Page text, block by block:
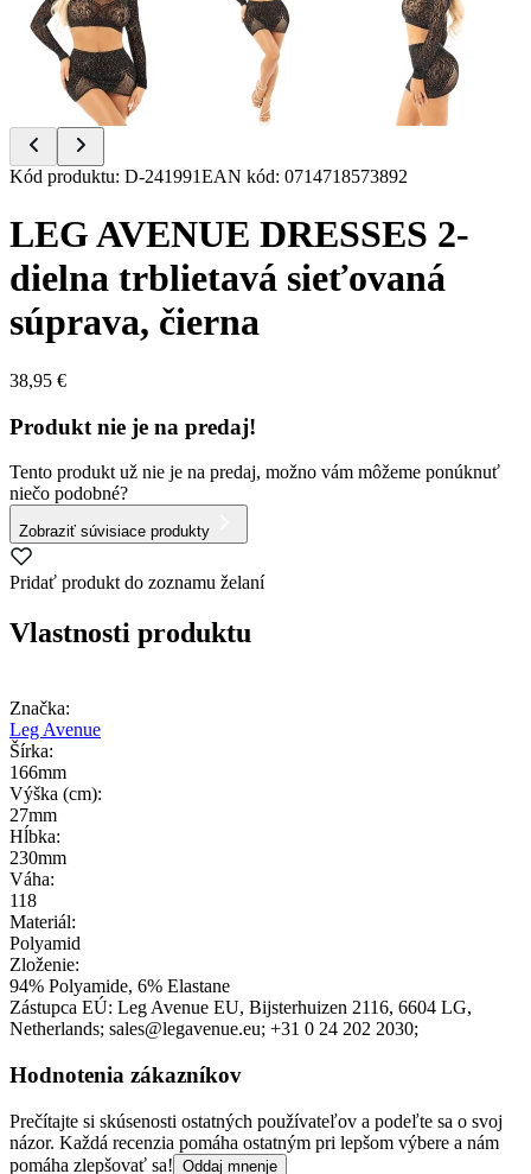
Item
of
Kód produktu: D-241991EAN kód: 0714718573892
LEG AVENUE DRESSES 2-
dielna trblietavá sieťovaná
súprava, čierna
38,95 €
Produkt nie je na predaj!
Tento produkt už nie je na predaj, možno vám môžeme ponúknuť
niečo podobné?
Zobraziť súvisiace produkty
Pridať produkt do zoznamu želaní
Vlastnosti produktu
Značka:
Leg Avenue
Šírka:
166mm
Výška (cm):
27mm
Hĺbka:
230mm
Váha:
118
Materiál:
Polyamid
Zloženie:
94% Polyamide, 6% Elastane
Zástupca EÚ: Leg Avenue EU, Bijsterhuizen 2116, 6604 LG,
Netherlands; sales@legavenue.eu; +31 0 24 202 2030;
Hodnotenia zákazníkov
Prečítajte si skúsenosti ostatných používateľov a podeľte sa o svoj
názor. Každá recenzia pomáha ostatným pri lepšom výbere a nám
pomáha zlepšovať sa! Oddaj mnenje